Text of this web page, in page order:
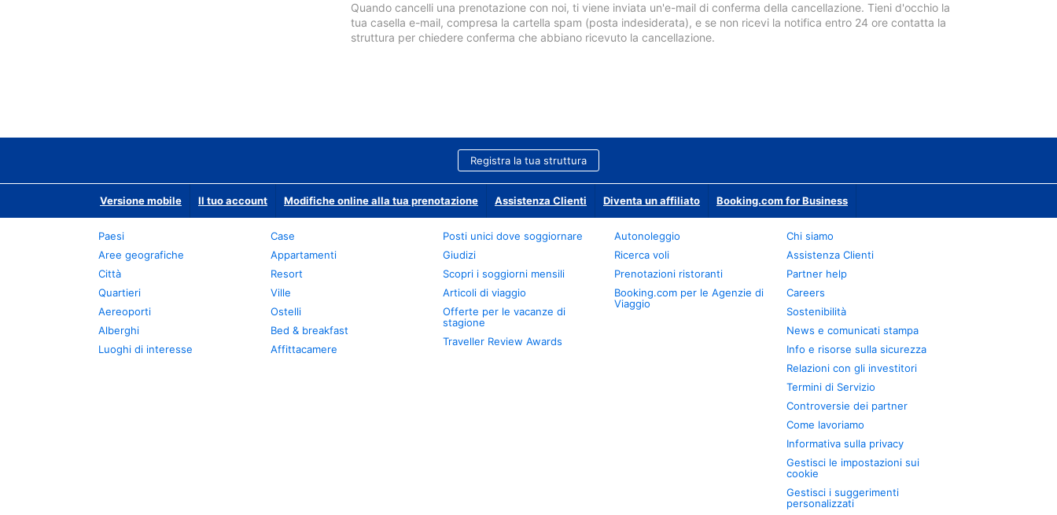
Quando cancelli una prenotazione con noi, ti viene inviata un'e-mail di conferma della cancellazione. Tieni d'occhio la
tua casella e-mail, compresa la cartella spam (posta indesiderata), e se non ricevi la notifica entro 24 ore contatta la
struttura per chiedere conferma che abbiano ricevuto la cancellazione.
Registra la tua struttura
Versione mobile Il tuo account Modifiche online alla tua prenotazione Assistenza Clienti Diventa un affiliato Booking.com for Business
Paesi
Aree geografiche
Città
Quartieri
Aereoporti
Alberghi
Luoghi di interesse
Case
Appartamenti
Resort
Ville
Ostelli
Bed & breakfast
Affittacamere
Posti unici dove soggiornare
Giudizi
Scopri i soggiorni mensili
Articoli di viaggio
Offerte per le vacanze di
stagione
Traveller Review Awards
Autonoleggio
Ricerca voli
Prenotazioni ristoranti
Booking.com per le Agenzie di
Viaggio
Chi siamo
Assistenza Clienti
Partner help
Careers
Sostenibilità
News e comunicati stampa
Info e risorse sulla sicurezza
Relazioni con gli investitori
Termini di Servizio
Controversie dei partner
Come lavoriamo
Informativa sulla privacy
Gestisci le impostazioni sui
cookie
Gestisci i suggerimenti
personalizzati